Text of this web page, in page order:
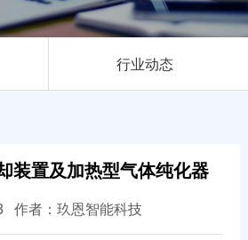
行业动态
装置及加热型气体纯化器
作者：玖恩智能科技